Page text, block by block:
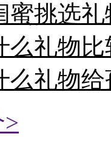
蜜挑选
么礼物
么礼物